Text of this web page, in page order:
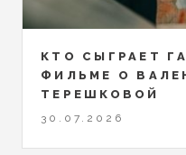
КТО СЫГРАЕТ
ФИЛЬМЕ О
ТЕРЕШКОВОЙ
30.07.2026